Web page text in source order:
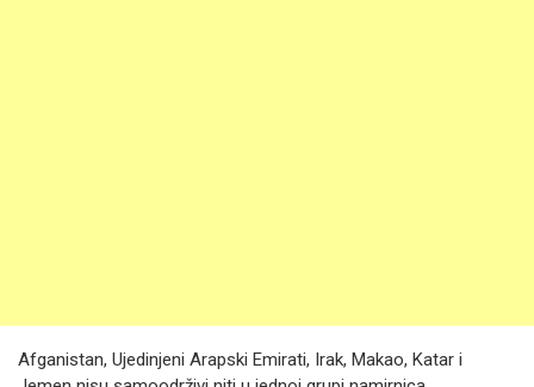
Afganistan, Ujedinjeni Arapski Emirati, Irak, Makao, Katar i